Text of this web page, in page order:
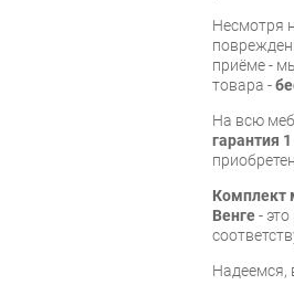
Несмотря
приёме -
товара -
На всю
гарантия
Комплект
Венге-
Надеемся,